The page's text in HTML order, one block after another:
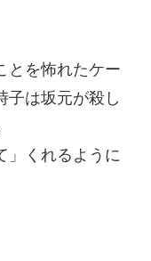
とを怖れたケー
子は坂元が殺し
」くれるように